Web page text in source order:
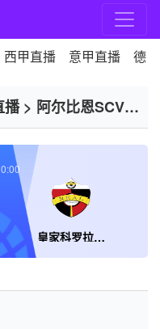
西甲直播 意甲直播 德
播> 阿尔比恩SCVS
皇家科罗拉多狐狸